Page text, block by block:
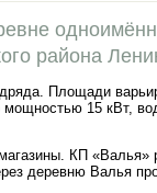
района
Площади
15 кВт,
КП «Валья»
деревню Валья